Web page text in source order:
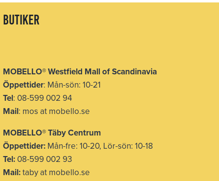
butiker
MOBELLO®Westfield Mall of Scandinavia
Öppettider: Mån-sön: 10-21
Tel: 08-599 002 94
Mail: mos at mobello.se
MOBELLO®Täby Centrum
Öppettider: Mån-fre: 10-20, Lör-sön: 10-18
Tel: 08-599 002 93
Mail:taby at mobello.se